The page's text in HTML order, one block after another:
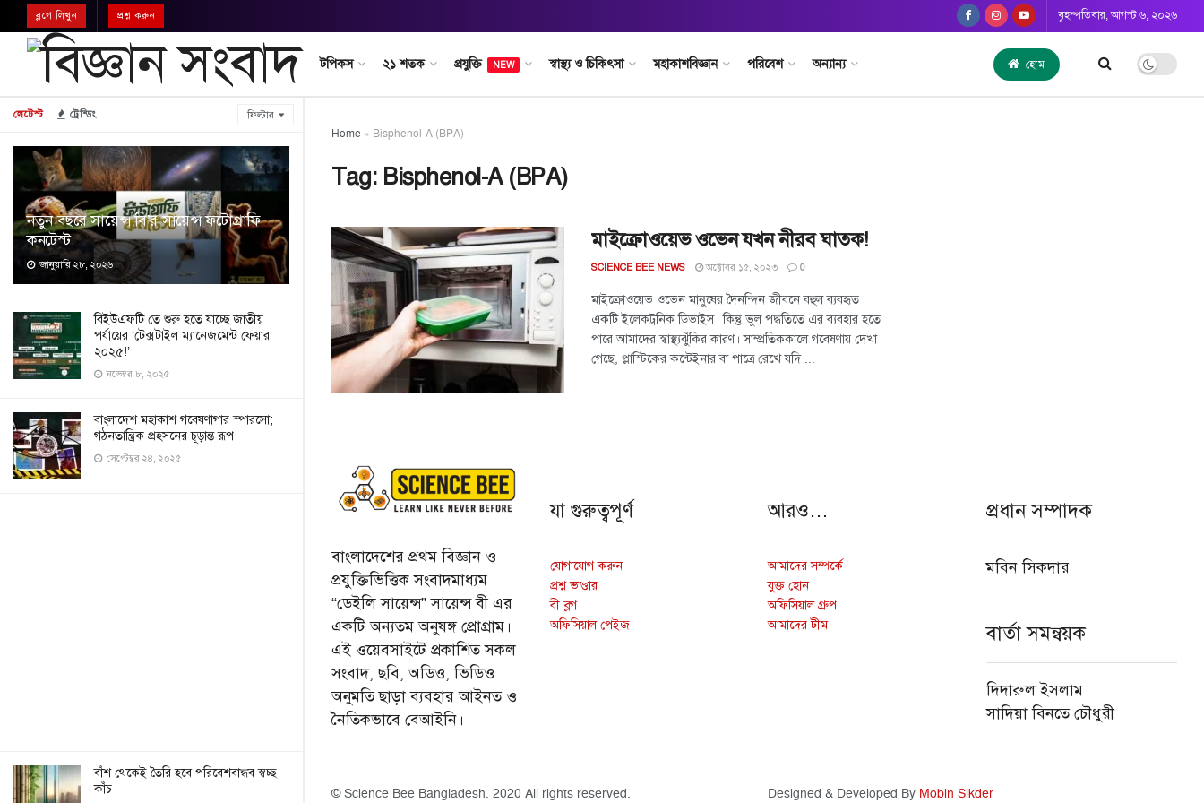
লেটেস্ট ট্রেন্ডিং ফিল্টার
নতুন বছরে সায়েন্স বি’র সায়েন্স ফটোগ্রাফি
কনটেস্ট
জানুয়ারি ২৮, ২০২৬
বিইউএফটি তে শুরু হতে যাচ্ছে জাতীয়
পর্যায়ের ‘টেক্সটাইল ম্যানেজমেন্ট ফেয়ার
২০২৫!’
নভেম্বর ৮, ২০২৫
বাংলাদেশ মহাকাশ গবেষণাগার স্পারসো;
গঠনতান্ত্রিক প্রহসনের চূড়ান্ত রূপ
সেপ্টেম্বর ২৪, ২০২৫
বাঁশ থেকেই তৈরি হবে পরিবেশবান্ধব স্বচ্ছ
কাঁচ
ব্লগে লিখুন প্রশ্ন করুন বৃহস্পতিবার, আগস্ট ৬, ২০২৬
টপিকস ২১ শতক প্রযুক্তি NEW স্বাস্থ্য ও চিকিৎসা মহাকাশবিজ্ঞান পরিবেশ অন্যান্য হোম
Home » Bisphenol-A (BPA)
Tag: Bisphenol-A (BPA)
মাইক্রোওয়েভ ওভেন যখন নীরব ঘাতক!
SCIENCE BEE NEWS অক্টোবর ১৫, ২০২৩ 0
মাইক্রোওয়েভ ওভেন মানুষের দৈনন্দিন জীবনে বহুল ব্যবহৃত
একটি ইলেকট্রনিক ডিভাইস। কিন্তু ভুল পদ্ধতিতে এর ব্যবহার হতে
পারে আমাদের স্বাস্থ্যঝুঁকির কারণ। সাম্প্রতিককালে গবেষণায় দেখা
গেছে, প্লাস্টিকের কন্টেইনার বা পাত্রে রেখে যদি ...
বাংলাদেশের প্রথম বিজ্ঞান ও
প্রযুক্তিভিত্তিক সংবাদমাধ্যম
“ডেইলি সায়েন্স” সায়েন্স বী এর
একটি অন্যতম অনুষঙ্গ প্রোগ্রাম।
এই ওয়েবসাইটে প্রকাশিত সকল
সংবাদ, ছবি, অডিও, ভিডিও
অনুমতি ছাড়া ব্যবহার আইনত ও
নৈতিকভাবে বেআইনি।
যা গুরুত্বপূর্ণ
যোগাযোগ করুন
প্রশ্ন ভাণ্ডার
বী ব্লগ
অফিসিয়াল পেইজ
আরও…
আমাদের সম্পর্কে
যুক্ত হোন
অফিসিয়াল গ্রুপ
আমাদের টীম
প্রধান সম্পাদক
মবিন সিকদার
বার্তা সমন্বয়ক
দিদারুল ইসলাম
সাদিয়া বিনতে চৌধুরী
© Science Bee Bangladesh. 2020 All rights reserved. Designed & Developed By Mobin Sikder